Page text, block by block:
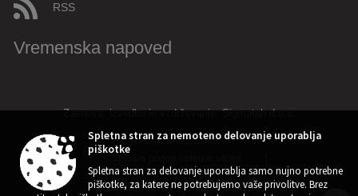
RSS
Vremenska napoved
Zasnova, izvedba in vzdrževanje: Sigmateh d.o.o.
Center za varstvo osebnih podatkov |
Spletna stran za nemoteno delovanje uporablja
piškotke
Spletna stran za delovanje uporablja samo nujno potrebne
piškotke, za katere ne potrebujemo vaše privolitve. Brez
➤